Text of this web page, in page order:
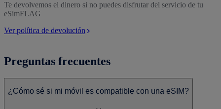
Te devolvemos el dinero si no puedes disfrutar del servicio de tu
eSimFLAG
Ver política de devolución
Preguntas frecuentes
¿Cómo sé si mi móvil es compatible con una eSIM?